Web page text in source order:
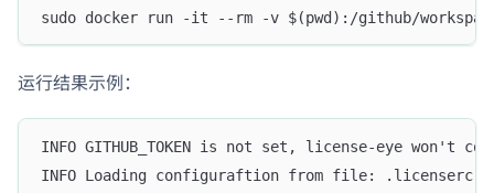
sudo docker run -it --rm -v $(pwd):/github/
运行结果示例：
INFO GITHUB_TOKEN is not set, license-eye won't
INFO Loading configuraftion from file: